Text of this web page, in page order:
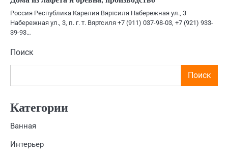
Россия Республика Карелия Вяртсиля Набережная ул., 3
Набережная ул., 3, п. г. т. Вяртсиля +7 (911) 037-98-03, +7 (921) 933-
39-93…
Поиск
Поиск
Категории
Ванная
Интерьер